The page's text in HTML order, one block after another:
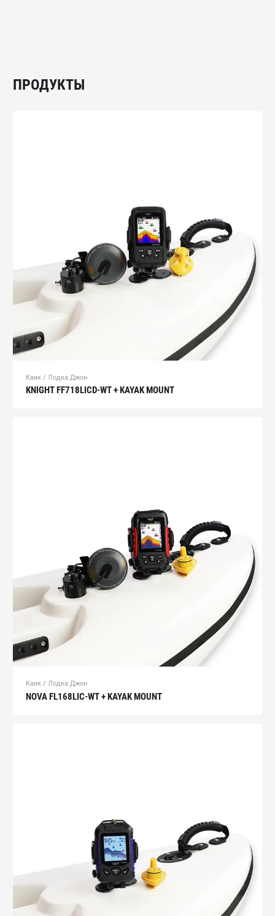
ПРОДУКТЫ
Каяк / Лодка Джон
KNIGHT FF718LICD-WT + KAYAK MOUNT
Каяк / Лодка Джон
NOVA FL168LIC-WT + KAYAK MOUNT